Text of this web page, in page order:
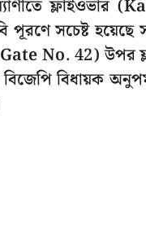
পূরণে সচেষ্ট
No. 42) উপর
বিধায়ক